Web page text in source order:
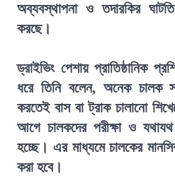
অব্যবস্থাপনা ও তদারকির
করছে।
ড্রাইভিং পেশায় প্রাতিষ্ঠানিক
ধরে তিনি বলেন, অনেক চালক
করতেই বাস বা ট্রাক চালানো
আগে চালকদের পরীক্ষা ও
হচ্ছে। এর মাধ্যমে চালকের
করা হবে।